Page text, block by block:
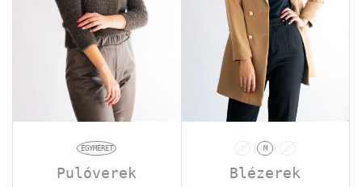
EGYMÉRET
Pulóverek
S M L
Blézerek